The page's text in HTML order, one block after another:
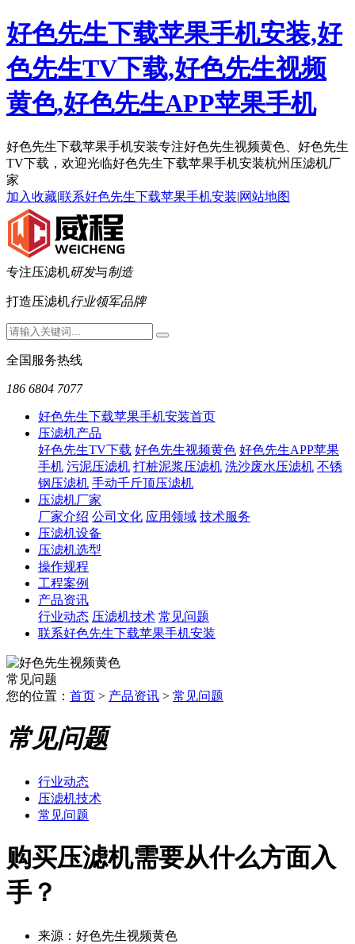
好色先生下载苹果手机安装,好
色先生TV下载,好色先生视频
黄色,好色先生APP苹果手机
好色先生下载苹果手机安装专注好色先生视频黄色、好色先生
TV下载，欢迎光临好色先生下载苹果手机安装杭州压滤机厂
家
加入收藏|联系好色先生下载苹果手机安装|网站地图
专注压滤机研发与制造
打造压滤机行业领军品牌
全国服务热线
186 6804 7077
好色先生下载苹果手机安装首页
压滤机产品
好色先生TV下载 好色先生视频黄色 好色先生APP苹果
手机 污泥压滤机 打桩泥浆压滤机 洗沙废水压滤机 不锈
钢压滤机 手动千斤顶压滤机
压滤机厂家
厂家介绍 公司文化 应用领域 技术服务
压滤机设备
压滤机选型
操作规程
工程案例
产品资讯
行业动态 压滤机技术 常见问题
联系好色先生下载苹果手机安装
常见问题
您的位置： 首页 > 产品资讯 > 常见问题
常见问题
行业动态
压滤机技术
常见问题
购买压滤机需要从什么方面入
手？
来源：好色先生视频黄色